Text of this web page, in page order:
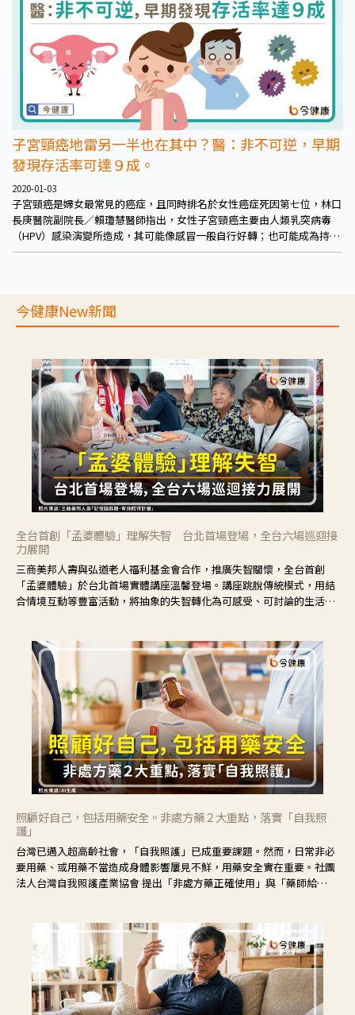
子宮頸癌地雷另一半也在其中？醫：非不可逆，早期
發現存活率可達９成。
2020-01-03
子宮頸癌是婦女最常見的癌症，且同時排名於女性癌症死因第七位，林口
長庚醫院副院長／賴瓊慧醫師指出，女性子宮頸癌主要由人類乳突病毒
（HPV）感染演變所造成，其可能像感冒一般自行好轉；也可能成為持續
性帶原；也有可能演變成尚未有能力侵襲、擴散，可經妥善處理便能避免
今健康New新聞
全台首創「孟婆體驗」理解失智 台北首場登場，全台六場巡迴接
力展開
三商美邦人壽與弘道老人福利基金會合作，推廣失智關懷，全台首創
「孟婆體驗」於台北首場實體講座溫馨登場。講座跳脫傳統模式，用結
合情境互動等豐富活動，將抽象的失智轉化為可感受、可討論的生活情
照顧好自己，包括用藥安全。非處方藥２大重點，落實「自我照
護」
台灣已邁入超高齡社會，「自我照護」已成重要課題。然而，日常非必
要用藥、或用藥不當造成身體影響屢見不鮮，用藥安全實在重要。社團
法人台灣自我照護產業協會 提出「非處方藥正確使用」與「藥師給